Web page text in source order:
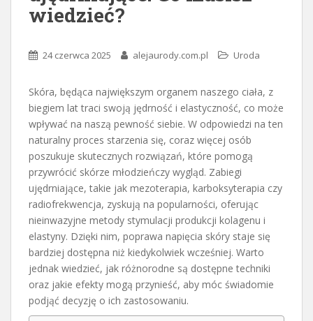
wiedzieć?
24 czerwca 2025 alejaurody.com.pl Uroda
Skóra, będąca największym organem naszego ciała, z
biegiem lat traci swoją jędrność i elastyczność, co może
wpływać na naszą pewność siebie. W odpowiedzi na ten
naturalny proces starzenia się, coraz więcej osób
poszukuje skutecznych rozwiązań, które pomogą
przywrócić skórze młodzieńczy wygląd. Zabiegi
ujędrniające, takie jak mezoterapia, karboksyterapia czy
radiofrekwencja, zyskują na popularności, oferując
nieinwazyjne metody stymulacji produkcji kolagenu i
elastyny. Dzięki nim, poprawa napięcia skóry staje się
bardziej dostępna niż kiedykolwiek wcześniej. Warto
jednak wiedzieć, jak różnorodne są dostępne techniki
oraz jakie efekty mogą przynieść, aby móc świadomie
podjąć decyzję o ich zastosowaniu.